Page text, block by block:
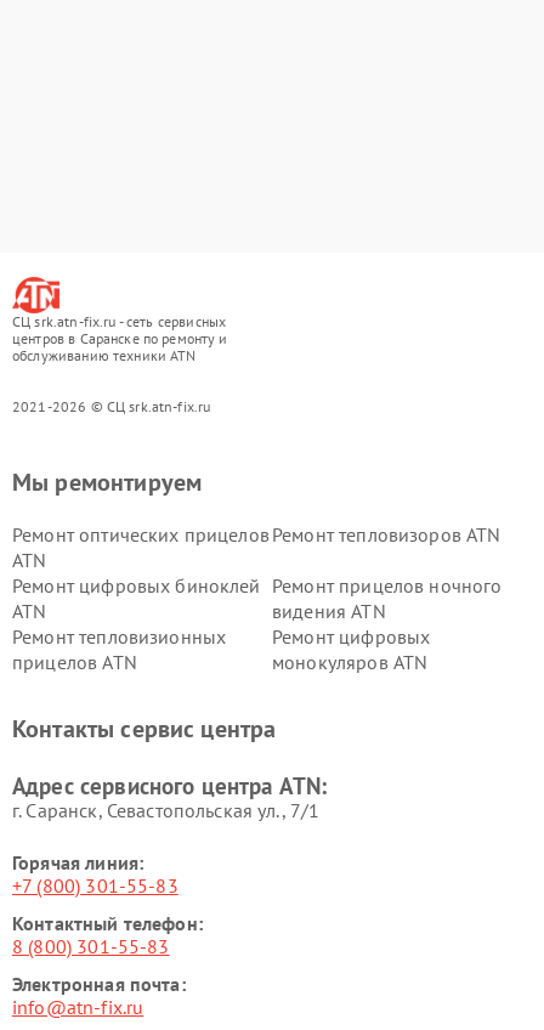
СЦ srk.atn-fix.ru - сеть сервисных
центров в Саранске по ремонту и
обслуживанию техники ATN
2021-2026 © СЦ srk.atn-fix.ru
Мы ремонтируем
Ремонт оптических прицелов
ATN
Ремонт тепловизоров ATN
Ремонт цифровых биноклей
ATN
Ремонт прицелов ночного
видения ATN
Ремонт тепловизионных
прицелов ATN
Ремонт цифровых
монокуляров ATN
Контакты сервис центра
Адрес сервисного центра ATN:
г. Саранск, Севастопольская ул., 7/1
Горячая линия:
+7 (800) 301-55-83
Контактный телефон:
8 (800) 301-55-83
Электронная почта:
info@atn-fix.ru